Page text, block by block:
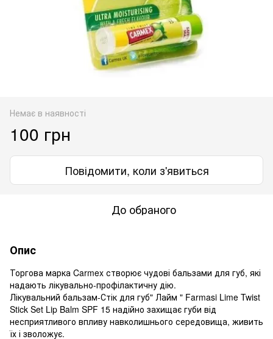
Немає в наявності
100 грн
Повідомити, коли з'явиться
До обраного
Опис
Торгова марка Carmex створює чудові бальзами для губ, які
надають лікувально-профілактичну дію.
Лікувальний бальзам-Стік для губ" Лайм " Farmasi Lime Twist
Stick Set Lip Balm SPF 15 надійно захищає губи від
несприятливого впливу навколишнього середовища, живить
їх і зволожує.